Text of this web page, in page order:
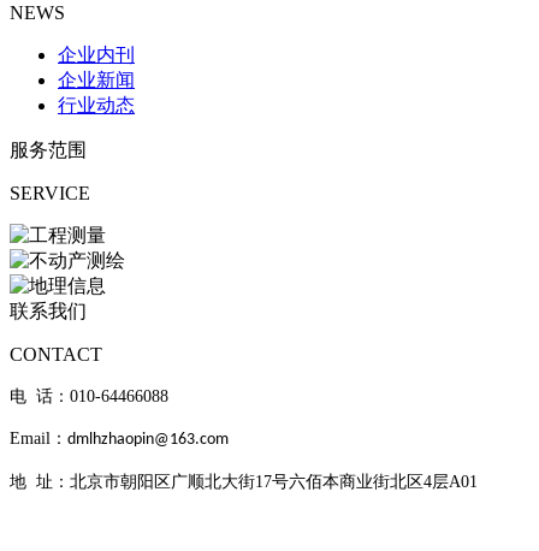
NEWS
企业内刊
企业新闻
行业动态
服务范围
SERVICE
联系我们
CONTACT
电 话：010-64466088
Email： dmlhzhaopin@163.com
地 址：北京市朝阳区广顺北大街17号六佰本商业街北区4层A01